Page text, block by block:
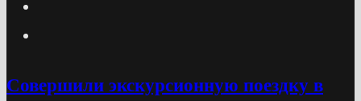
Cовершили экскурсионную поездку в